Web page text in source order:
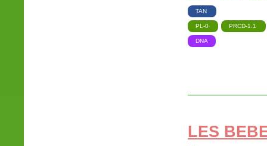
TAN
PL-0 PRCD-1.1
DNA
LES